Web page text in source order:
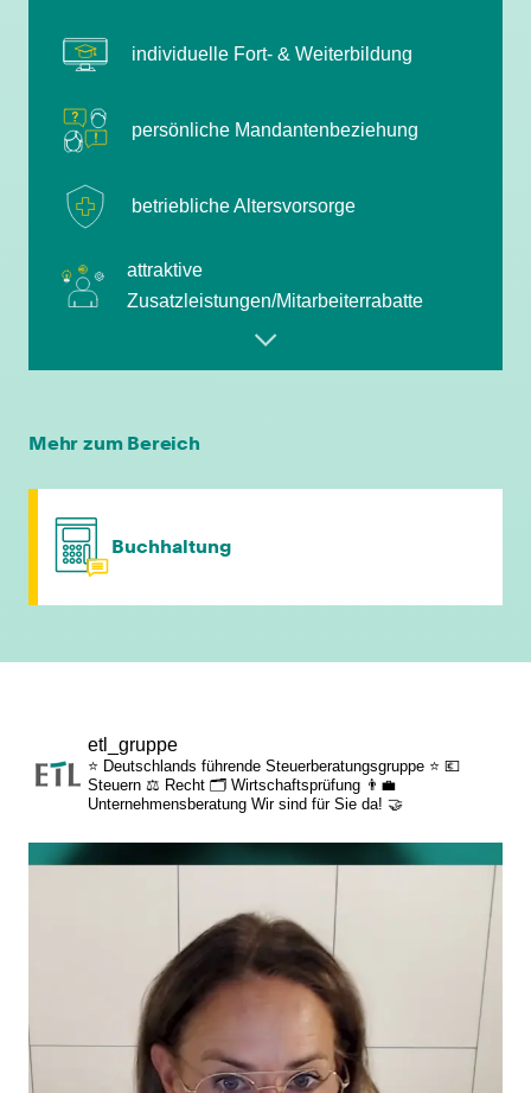
leistungsgerechte Bezahlung
Zusatzleistungen/Mitarbeiterrabatte
Mehr zum Bereich
Buchhaltung
etl_gruppe
⭐ Deutschlands führende Steuerberatungsgruppe ⭐ 💶
Steuern ⚖️ Recht 🗂️ Wirtschaftsprüfung 👨‍💼
Unternehmensberatung Wir sind für Sie da! 🤝